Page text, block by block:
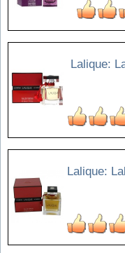
Lalique:
Lalique: